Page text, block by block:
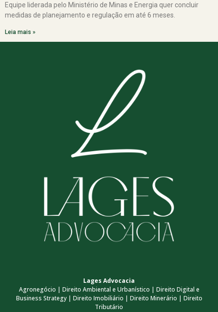
Equipe liderada pelo Ministério de Minas e Energia quer concluir
medidas de planejamento e regulação em até 6 meses.
Leia mais »
Lages Advocacia
Agronegócio | Direito Ambiental e Urbanístico | Direito Digital e
Business Strategy | Direito Imobiliário | Direito Minerário | Direito
Tributário